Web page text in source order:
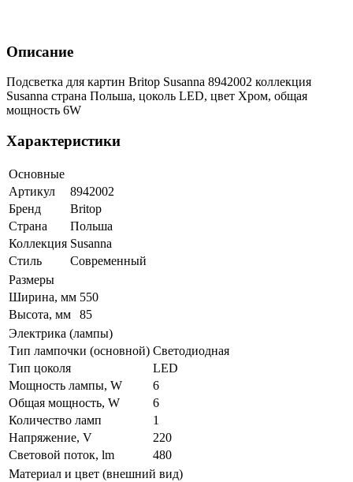
Описание
Подсветка для картин Britop Susanna 8942002 коллекция
Susanna страна Польша, цоколь LED, цвет Хром, общая
мощность 6W
Характеристики
Основные
Артикул
8942002
Бренд
Britop
Страна
Польша
Коллекция Susanna
Стиль
Современный
Размеры
Ширина, мм 550
Высота, мм
85
Электрика (лампы)
Тип лампочки (основной) Светодиодная
Тип цоколя
LED
Мощность лампы, W
6
Общая мощность, W
6
Количество ламп
1
Напряжение, V
220
Световой поток, lm
480
Материал и цвет (внешний вид)